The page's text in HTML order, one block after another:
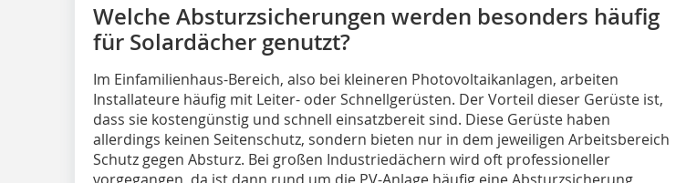
Welche Absturzsicherungen werden besonders häufig
für Solardächer genutzt?
Im Einfamilienhaus-Bereich, also bei kleineren Photovoltaikanlagen, arbeiten
Installateure häufig mit Leiter- oder Schnellgerüsten. Der Vorteil dieser Gerüste ist,
dass sie kostengünstig und schnell einsatzbereit sind. Diese Gerüste haben
allerdings keinen Seitenschutz, sondern bieten nur in dem jeweiligen Arbeitsbereich
Schutz gegen Absturz. Bei großen Industriedächern wird oft professioneller